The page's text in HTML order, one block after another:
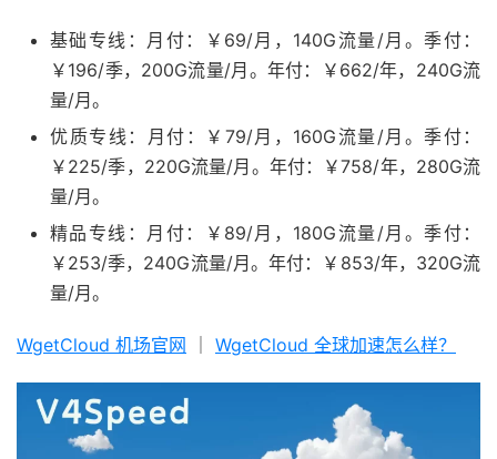
基础专线：月付：￥69/月，140G流量/月。季付：
￥196/季，200G流量/月。年付：￥662/年，240G流
量/月。
优质专线：月付：￥79/月，160G流量/月。季付：
￥225/季，220G流量/月。年付：￥758/年，280G流
量/月。
精品专线：月付：￥89/月，180G流量/月。季付：
￥253/季，240G流量/月。年付：￥853/年，320G流
量/月。
WgetCloud 机场官网 WgetCloud 全球加速怎么样？